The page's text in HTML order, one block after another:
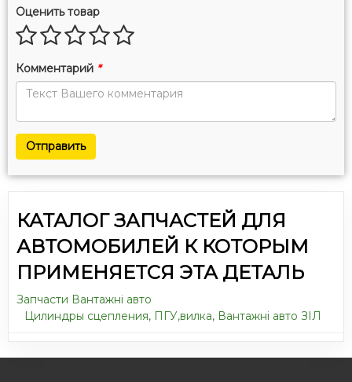
Оценить товар
Комментарий *
Отправить
КАТАЛОГ ЗАПЧАСТЕЙ ДЛЯ
АВТОМОБИЛЕЙ К КОТОРЫМ
ПРИМЕНЯЕТСЯ ЭТА ДЕТАЛЬ
Запчасти Вантажні авто
Цилиндры сцепления, ПГУ,вилка, Вантажні авто ЗІЛ